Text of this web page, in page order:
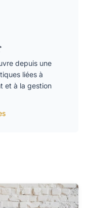
depuis une
liées à
et à la gestion